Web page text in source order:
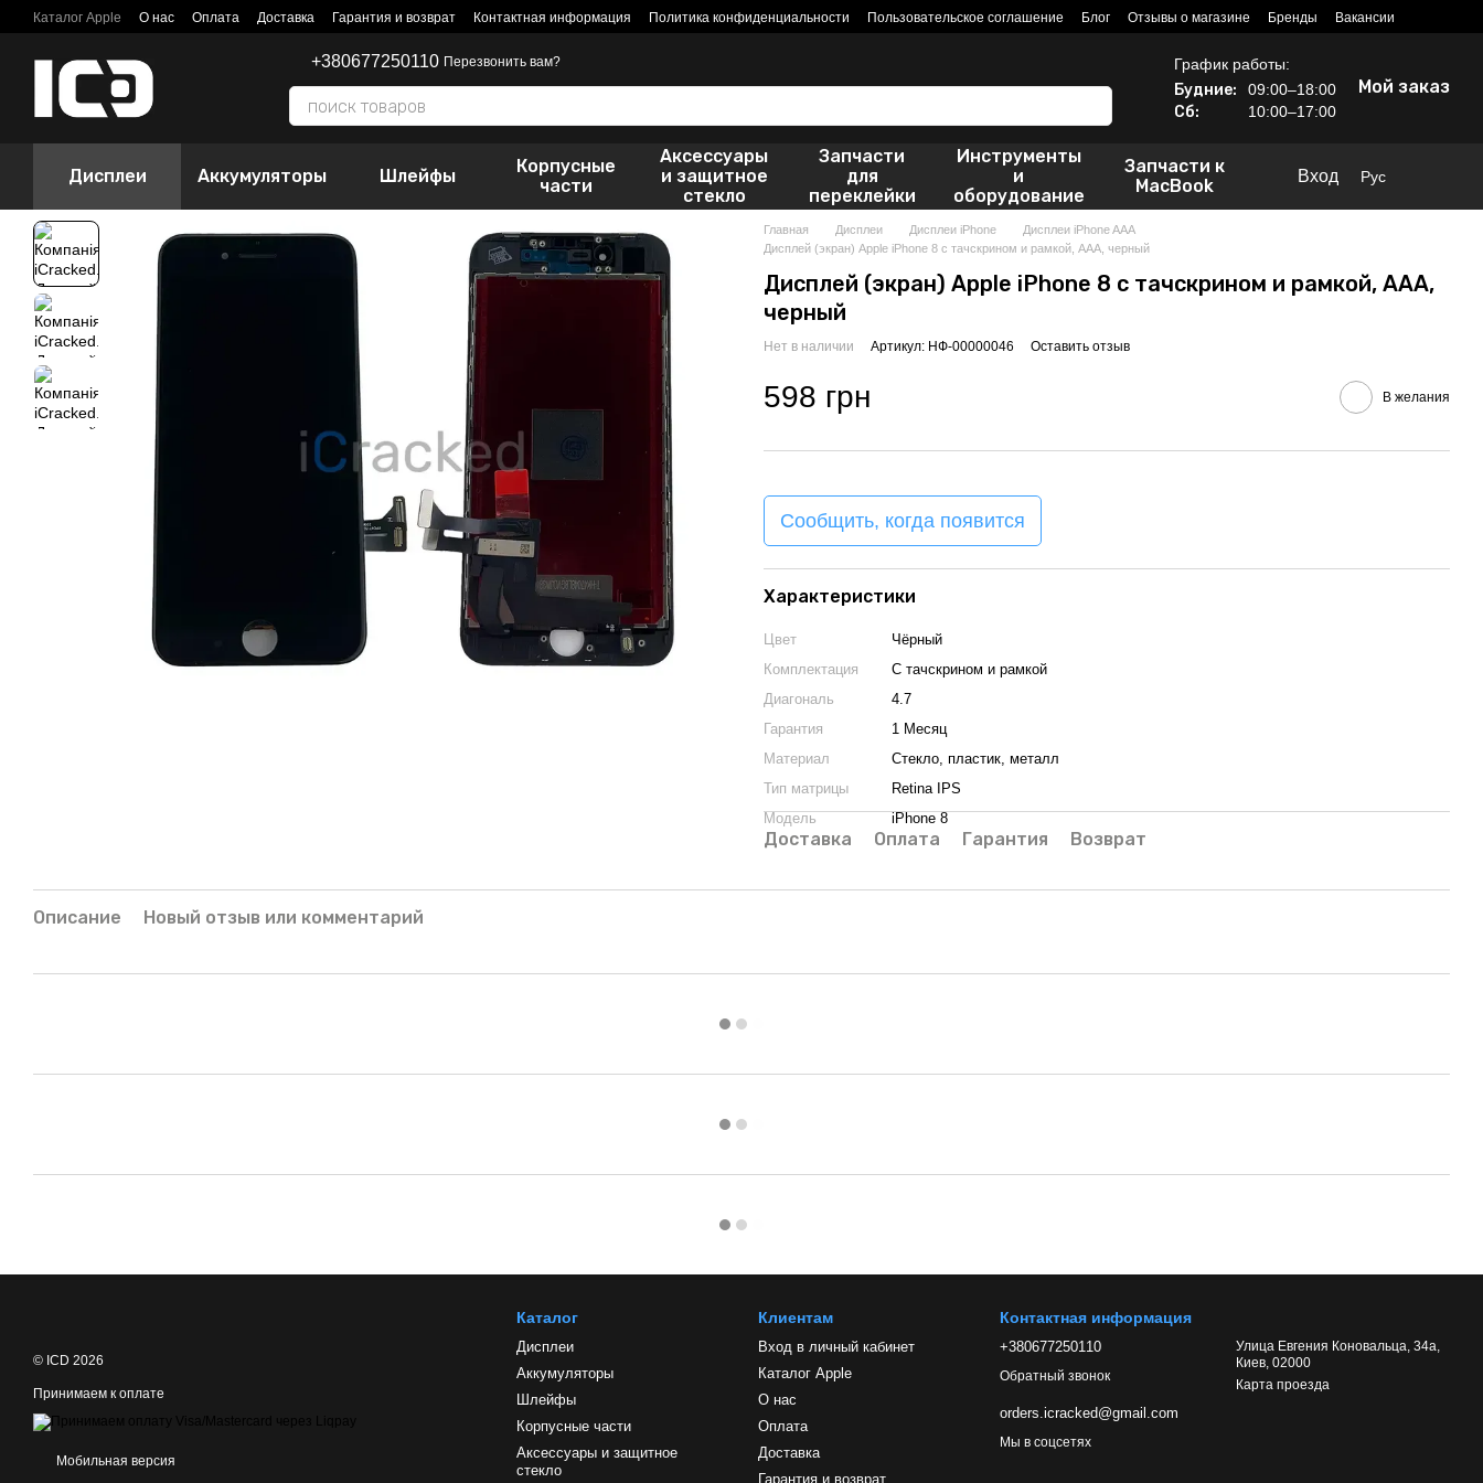
Перейти к основному контенту
Каталог Apple О нас Оплата Доставка Гарантия и возврат Контактная информация Политика конфиденциальности Пользовательское соглашение Блог Отзывы о магазине Бренды Вакансии
+380677250110 Перезвонить вам? График работы:
Будние: 09:00–18:00
Сб: 10:00–17:00
Мой заказ
Дисплеи Аккумуляторы Шлейфы
Корпусные
части
Аксессуары
и защитное
стекло
Запчасти
для
переклейки
Инструменты
и
оборудование
Запчасти к
MacBook
Вход Рус
Главная Дисплеи Дисплеи iPhone
Дисплеи iPhone AAA
Дисплей (экран) Apple iPhone 8 с тачскрином и рамкой, AAA, черный
Дисплей (экран) Apple iPhone 8 с тачскрином и рамкой, AAA,
черный
Нет в наличии Артикул: НФ-00000046 Оставить отзыв
598 грн В желания
Сообщить, когда появится
Характеристики
Цвет
Чёрный
Комплектация
С тачскрином и рамкой
Диагональ
4.7
Гарантия
1 Месяц
Материал
Стекло, пластик, металл
Тип матрицы
Retina IPS
Модель
iPhone 8
Доставка Оплата Гарантия Возврат
Описание Новый отзыв или комментарий
© ICD 2026
Принимаем к оплате
Мобильная версия
Каталог
Дисплеи
Аккумуляторы
Шлейфы
Корпусные части
Аксессуары и защитное
стекло
Клиентам
Вход в личный кабинет
Каталог Apple
О нас
Оплата
Доставка
Гарантия и возврат
Контактная информация
+380677250110
Обратный звонок
orders.icracked@gmail.com
Улица Евгения Коновальца, 34а,
Киев, 02000
Карта проезда
Мы в соцсетях